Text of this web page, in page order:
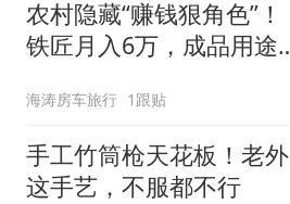
农村隐藏“赚钱狠角色”！
铁匠月入6万，成品用途
海涛房车旅行 1跟贴
手工竹筒枪天花板！老外
这手艺，不服都不行